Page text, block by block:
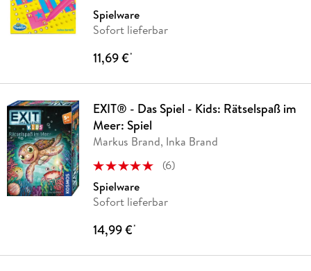
Spielware
Sofort lieferbar
11,69 €*
EXIT® - Das Spiel - Kids: Rätselspaß im
Meer: Spiel
Markus Brand, Inka Brand
(6)
Spielware
Sofort lieferbar
14,99 €*